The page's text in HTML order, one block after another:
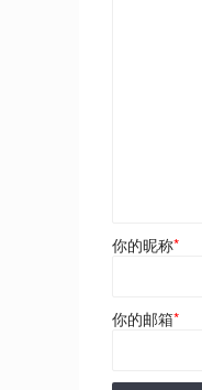
你的昵称*
你的邮箱*